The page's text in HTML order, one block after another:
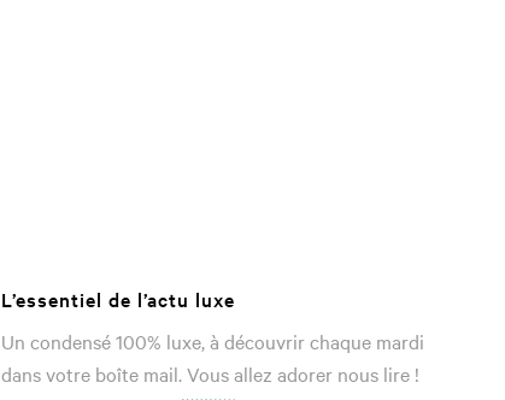
L’essentiel de l’actu luxe
Un condensé 100% luxe, à découvrir chaque mardi
dans votre boîte mail. Vous allez adorer nous lire !